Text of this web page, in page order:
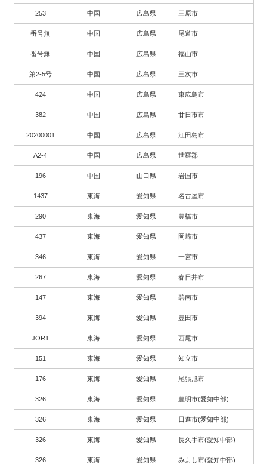
253 中国 広島県 三原市
番号無 中国 広島県 尾道市
番号無 中国 広島県 福山市
第2-5号 中国 広島県 三次市
424 中国 広島県 東広島市
382 中国 広島県 廿日市市
20200001 中国 広島県 江田島市
A2-4 中国 広島県 世羅郡
196 中国 山口県 岩国市
1437 東海 愛知県 名古屋市
290 東海 愛知県 豊橋市
437 東海 愛知県 岡崎市
346 東海 愛知県 一宮市
267 東海 愛知県 春日井市
147 東海 愛知県 碧南市
394 東海 愛知県 豊田市
JOR1 東海 愛知県 西尾市
151 東海 愛知県 知立市
176 東海 愛知県 尾張旭市
326 東海 愛知県 豊明市(愛知中部)
326 東海 愛知県 日進市(愛知中部)
326 東海 愛知県 長久手市(愛知中部)
326 東海 愛知県 みよし市(愛知中部)